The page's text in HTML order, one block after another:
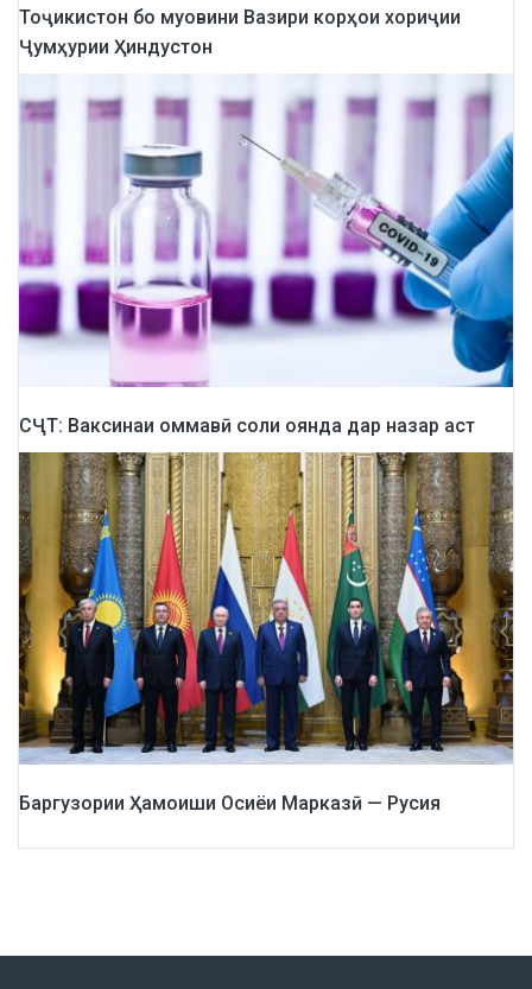
Тоҷикистон бо муовини Вазири корҳои хориҷии
Ҷумҳурии Ҳиндустон
СҶТ: Ваксинаи оммавӣ соли оянда дар назар аст
Баргузории Ҳамоиши Осиёи Марказӣ — Русия